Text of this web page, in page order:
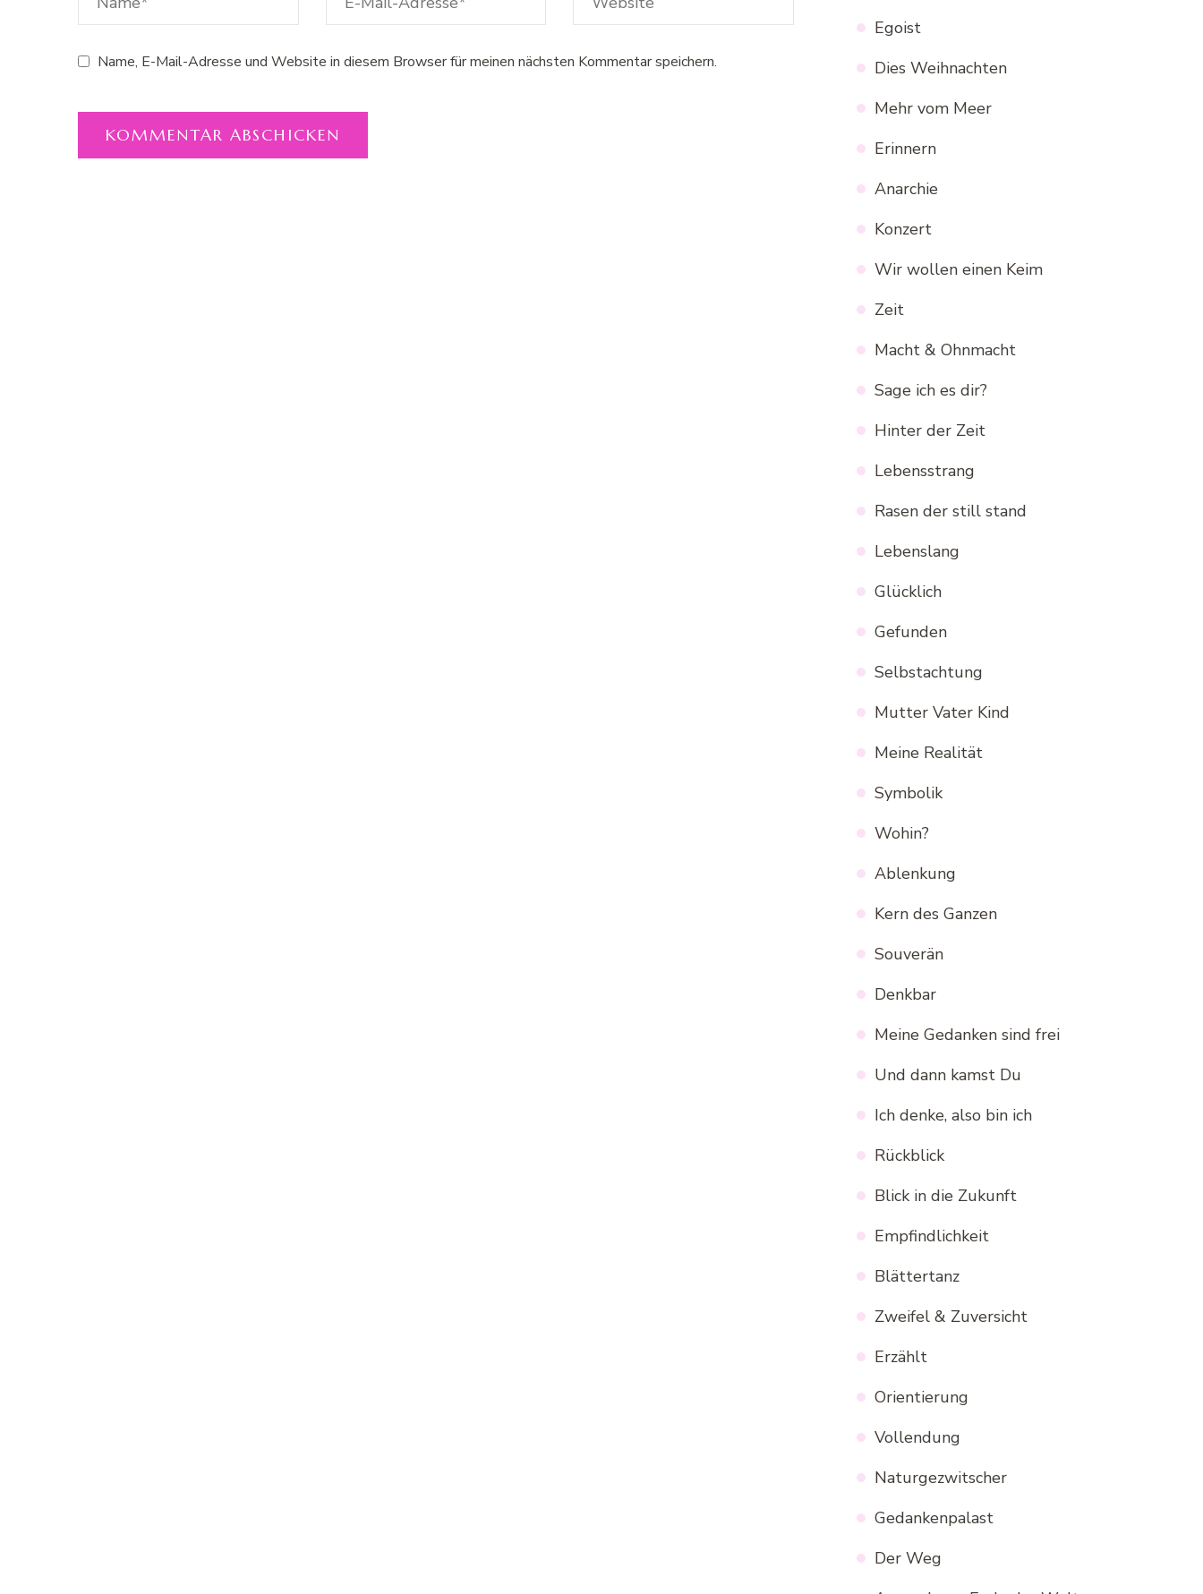
Name, E-Mail-Adresse und Website in diesem Browser für meinen nächsten Kommentar speichern.
Egoist
Dies Weihnachten
Mehr vom Meer
Erinnern
Anarchie
Konzert
Wir wollen einen Keim
Zeit
Macht & Ohnmacht
Sage ich es dir?
Hinter der Zeit
Lebensstrang
Rasen der still stand
Lebenslang
Glücklich
Gefunden
Selbstachtung
Mutter Vater Kind
Meine Realität
Symbolik
Wohin?
Ablenkung
Kern des Ganzen
Souverän
Denkbar
Meine Gedanken sind frei
Und dann kamst Du
Ich denke, also bin ich
Rückblick
Blick in die Zukunft
Empfindlichkeit
Blättertanz
Zweifel & Zuversicht
Erzählt
Orientierung
Vollendung
Naturgezwitscher
Gedankenpalast
Der Weg